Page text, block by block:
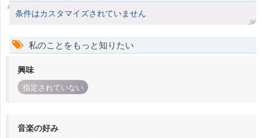
条件はカスタマイズされていません
私のことをもっと知りたい
興味
指定されていない
音楽の好み